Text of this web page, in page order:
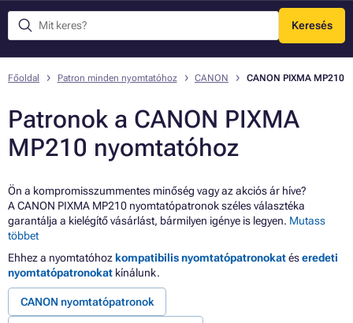
Keresés
Menü
Főoldal Patron minden nyomtatóhoz CANON CANON PIXMA MP210
Patronok a CANON PIXMA
MP210 nyomtatóhoz
Ön a kompromisszummentes minőség vagy az akciós ár híve?
A CANON PIXMA MP210 nyomtatópatronok széles választéka
garantálja a kielégítő vásárlást, bármilyen igénye is legyen. Mutass
többet
Ehhez a nyomtatóhoz kompatibilis nyomtatópatronokatéseredeti
nyomtatópatronokat kínálunk.
CANON nyomtatópatronok